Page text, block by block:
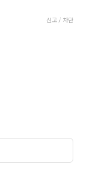
신고 / 차단